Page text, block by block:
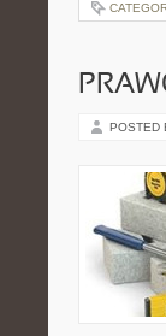
POSTED